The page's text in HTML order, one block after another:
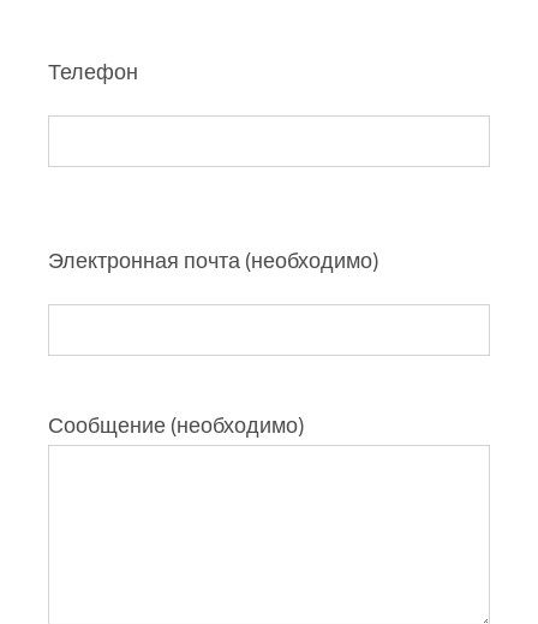
Телефон
Электронная почта (необходимо)
Сообщение (необходимо)